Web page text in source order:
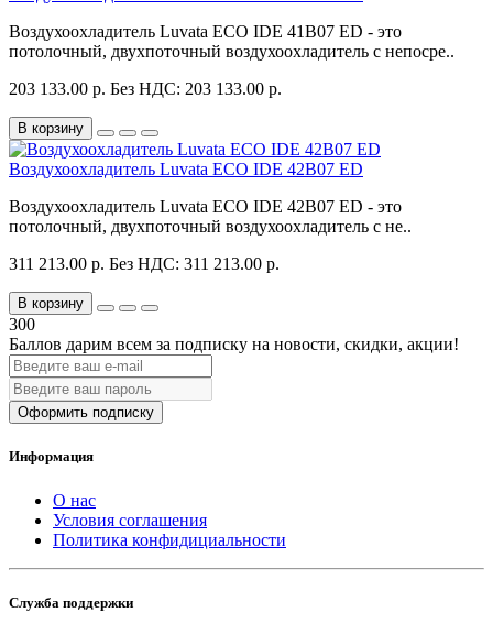
Воздухоохладитель Luvata ECO IDE 41B07 ED - это
потолочный, двухпоточный воздухоохладитель с непосре..
203 133.00 р. Без НДС: 203 133.00 р.
В корзину
Воздухоохладитель Luvata ECO IDE 42B07 ED
Воздухоохладитель Luvata ECO IDE 42B07 ED - это
потолочный, двухпоточный воздухоохладитель с не..
311 213.00 р. Без НДС: 311 213.00 р.
В корзину
300
Баллов дарим всем за подписку на новости, скидки, акции!
Оформить подписку
Информация
О нас
Условия соглашения
Политика конфидициальности
Служба поддержки